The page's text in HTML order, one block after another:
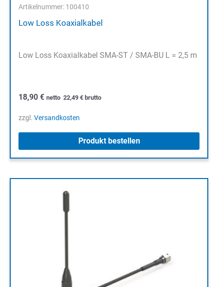
Artikelnummer: 100410
Low Loss Koaxialkabel
Low Loss Koaxialkabel SMA-ST / SMA-BU L = 2,5 m
18,90 € netto 22,49 € brutto
zzgl. Versandkosten
Produkt bestellen